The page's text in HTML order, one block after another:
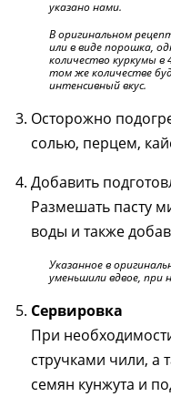
указано нами.
В оригинальном
или в виде порошка,
количество куркумы
том же количестве
интенсивный вкус.
Осторожно
солью, перцем,
Добавить
Размешать пасту
воды и также
Указанное в
уменьшили вдвое, при
Сервировка
При
стручками чили, а
семян кунжута и